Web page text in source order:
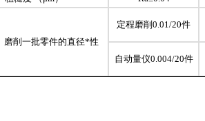
磨削一批零件的直径*性
定程磨削0.01/20件
自动量仪0.004/20件